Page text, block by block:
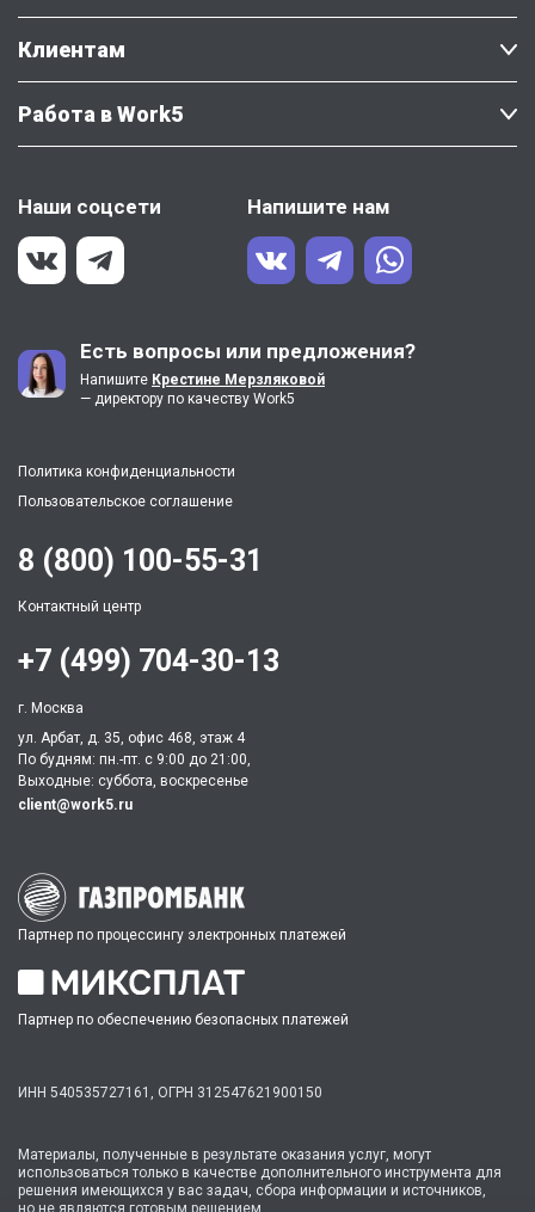
Клиентам
Работа в Work5
Наши соцсети Напишите нам
Есть вопросы или предложения?
Напишите Крестине Мерзляковой
— директору по качеству Work5
Политика конфиденциальности
Пользовательское соглашение
Партнер по процессингу электронных платежей
Партнер по обеспечению безопасных платежей
ИНН 540535727161, ОГРН 312547621900150
8 (800) 100-55-31
Контактный центр
+7 (499) 704-30-13
г. Москва
ул. Арбат, д. 35, офис 468, этаж 4
По будням: пн.-пт. c 9:00 до 21:00,
Выходные: суббота, воскресенье
client@work5.ru
Материалы, полученные в результате оказания услуг, могут
использоваться только в качестве дополнительного инструмента для
решения имеющихся у вас задач, сбора информации и источников,
но не являются готовым решением.